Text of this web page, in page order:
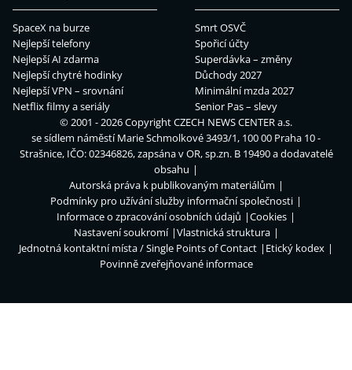
SpaceX na burze
Nejlepší telefony
Nejlepší AI zdarma
Nejlepší chytré hodinky
Nejlepší VPN – srovnání
Netflix filmy a seriály
Smrt OSVČ
Spořicí účty
Superdávka – změny
Důchody 2027
Minimální mzda 2027
Senior Pas – slevy
© 2001 - 2026 CopyrightCZECH NEWS CENTER a.s.
se sídlem náměstí Marie Schmolkové 3493/1, 100 00 Praha 10 -
Strašnice, IČO: 02346826, zapsána v OR, sp.zn. B 19490 a dodavatelé
obsahu
Autorská práva k publikovaným materiálům
Podmínky pro užívání služby informační společnosti
Informace o zpracování osobních údajů
Cookies
Nastavení soukromí
Vlastnická struktura
Jednotná kontaktní místa / Single Points of Contact
Etický kodex
Povinně zveřejňované informace